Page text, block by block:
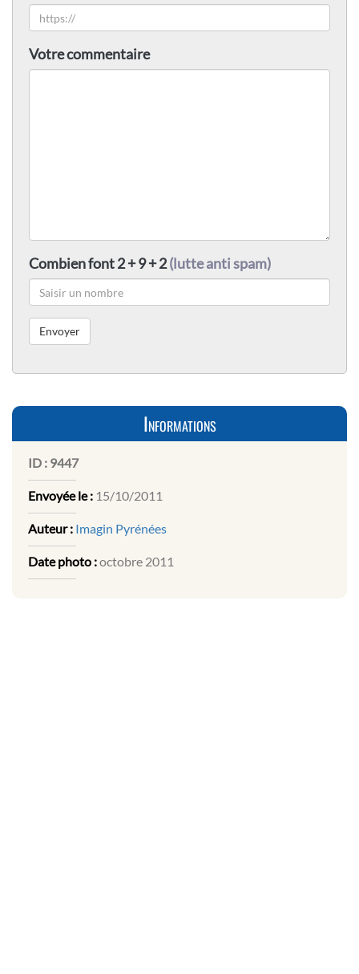
Votre commentaire
Combien font 2 + 9 + 2(lutte anti spam)
Informations
ID : 9447
Envoyée le : 15/10/2011
Auteur : Imagin Pyrénées
Date photo :octobre 2011